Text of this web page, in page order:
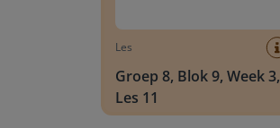
Les
Groep 8, Blok 9, Week 3,
Les 11